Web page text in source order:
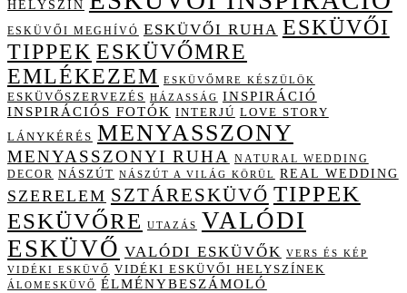
HELYSZÍN
ESKÜVŐI MEGHÍVÓ ESKÜVŐI RUHA ESKÜVŐI
TIPPEK ESKÜVŐMRE
EMLÉKEZEM ESKÜVŐMRE KÉSZÜLÖK
ESKÜVŐSZERVEZÉS HÁZASSÁG INSPIRÁCIÓ
INSPIRÁCIÓS FOTÓK INTERJÚ LOVE STORY
LÁNYKÉRÉS MENYASSZONY
MENYASSZONYI RUHA
NATURAL WEDDING
DECOR NÁSZÚT NÁSZÚT A VILÁG KÖRÜL REAL WEDDING
SZERELEM SZTÁRESKÜVŐ TIPPEK
ESKÜVŐRE
UTAZÁS VALÓDI
ESKÜVŐ VALÓDI ESKÜVŐK VERS ÉS KÉP
VIDÉKI ESKÜVŐ VIDÉKI ESKÜVŐI HELYSZÍNEK
ÁLOMESKÜVŐ ÉLMÉNYBESZÁMOLÓ